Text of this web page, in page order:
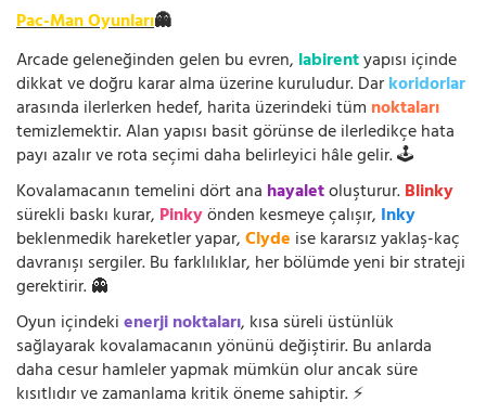
Pac-Man Oyunları👻
Arcade geleneğinden gelen bu evren, labirentyapısı içinde
dikkat ve doğru karar alma üzerine kuruludur. Darkoridorlar
arasında ilerlerken hedef, harita üzerindeki tüm noktaları
temizlemektir. Alan yapısı basit görünse de ilerledikçe hata
payı azalır ve rota seçimi daha belirleyici hâle gelir. 🕹️
Kovalamacanın temelini dört ana hayaletoluşturur.Blinky
sürekli baskı kurar, Pinkyönden kesmeye çalışır, Inky
beklenmedik hareketler yapar,Clyde ise kararsız yaklaş-kaç
davranışı sergiler. Bu farklılıklar, her bölümde yeni bir strateji
gerektirir. 👻
Oyun içindekienerji noktaları, kısa süreli üstünlük
sağlayarak kovalamacanın yönünü değiştirir. Bu anlarda
daha cesur hamleler yapmak mümkün olur ancak süre
kısıtlıdır ve zamanlama kritik öneme sahiptir. ⚡